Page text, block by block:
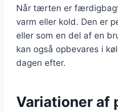
Når tærten er
varm eller kold. Den er
eller som en del af en
kan også opbevares i
dagen efter.
Variationer